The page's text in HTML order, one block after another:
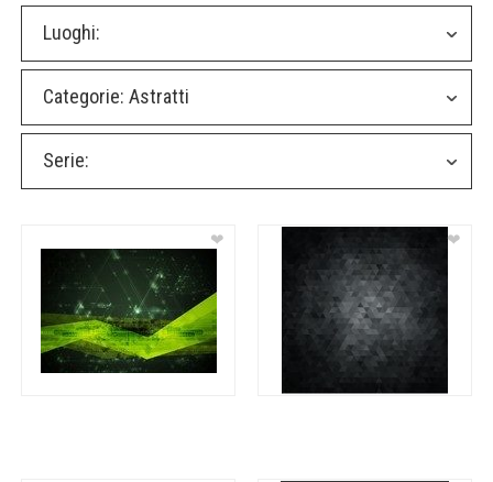
Luoghi:
Categorie: Astratti
Serie:
❤ ❤